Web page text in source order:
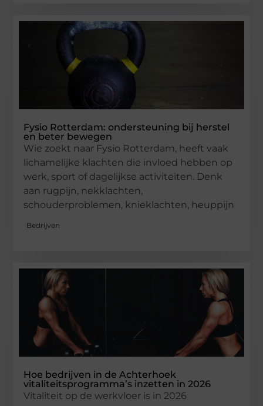
Fysio Rotterdam: ondersteuning bij herstel
en beter bewegen
Wie zoekt naar Fysio Rotterdam, heeft vaak
lichamelijke klachten die invloed hebben op
werk, sport of dagelijkse activiteiten. Denk
aan rugpijn, nekklachten,
schouderproblemen, knieklachten, heuppijn
Bedrijven
Hoe bedrijven in de Achterhoek
vitaliteitsprogramma’s inzetten in 2026
Vitaliteit op de werkvloer is in 2026